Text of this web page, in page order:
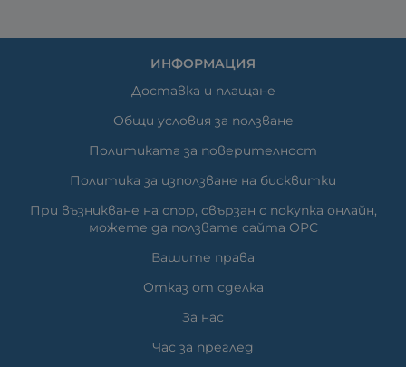
ИНФОРМАЦИЯ
Доставка и плащане
Общи условия за ползване
Политиката за поверителност
Политика за използване на бисквитки
При възникване на спор, свързан с покупка онлайн,
можете да ползвате сайта ОРС
Вашите права
Отказ от сделка
За нас
Час за преглед